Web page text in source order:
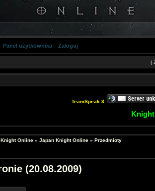
Panel użytkownika Zaloguj
(
TeamSpeak 3:
Knight Online » Japan Knight Online » Przedmioty
(20.08.2009)